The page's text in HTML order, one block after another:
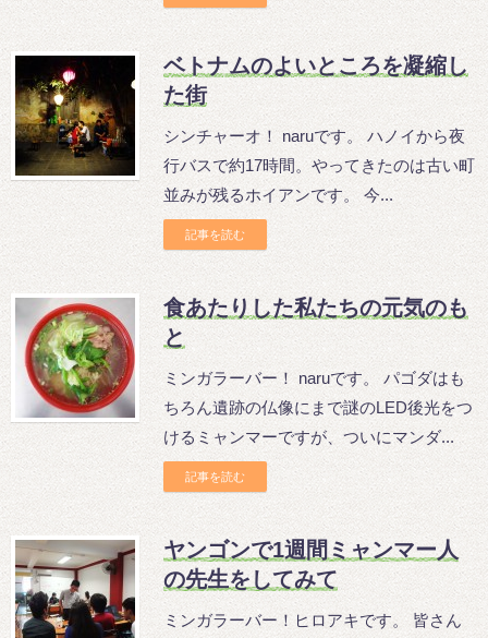
ベトナムのよいところを凝縮し
た街
シンチャーオ！ naruです。 ハノイから夜
行バスで約17時間。やってきたのは古い町
並みが残るホイアンです。 今...
記事を読む
食あたりした私たちの元気のも
と
ミンガラーバー！ naruです。 パゴダはも
ちろん遺跡の仏像にまで謎のLED後光をつ
けるミャンマーですが、ついにマンダ...
記事を読む
ヤンゴンで1週間ミャンマー人
の先生をしてみて
ミンガラーバー！ヒロアキです。 皆さん